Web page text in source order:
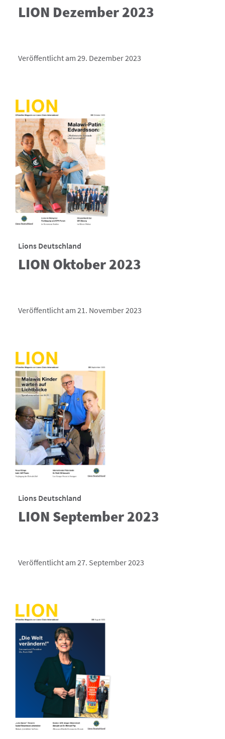
LION Dezember 2023
Veröffentlicht am 29. Dezember 2023
Lions Deutschland
LION Oktober 2023
Veröffentlicht am 21. November 2023
Lions Deutschland
LION September 2023
Veröffentlicht am 27. September 2023